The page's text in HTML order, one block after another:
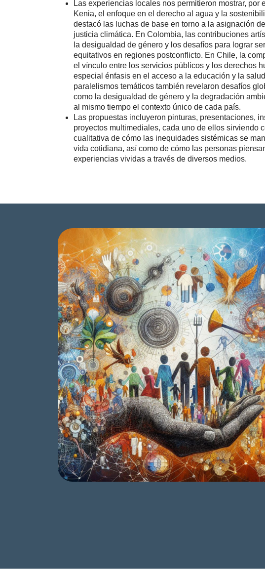
Las experiencias locales nos permitieron mostrar, por
Kenia, el enfoque en el derecho al agua y la
destacó las luchas de base en torno a la asignación
justicia climática. En Colombia, las contribuciones
la desigualdad de género y los desafíos para lograr
equitativos en regiones postconflicto. En Chile, la
el vínculo entre los servicios públicos y los derechos
especial énfasis en el acceso a la educación y la
paralelismos temáticos también revelaron desafíos
como la desigualdad de género y la degradación
al mismo tiempo el contexto único de cada país.
Las propuestas incluyeron pinturas, presentaciones,
proyectos multimediales, cada uno de ellos sirviendo
cualitativa de cómo las inequidades sistémicas se
vida cotidiana, así como de cómo las personas
experiencias vividas a través de diversos medios.